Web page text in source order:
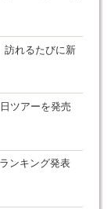
れるたびに新
ツアーを発売
ンキング発表